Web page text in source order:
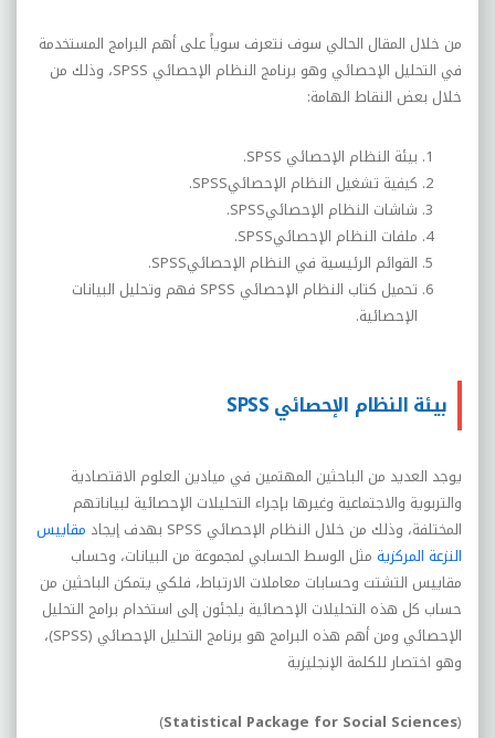
من خلال المقال الحالي سوف نتعرف سوياً على أهم البرامج المستخدمة
في التحليل الإحصائي وهو برنامج النظام الإحصائي SPSS، وذلك من
خلال بعض النقاط الهامة:
بيئة النظام الإحصائي SPSS
.
كيفية تشغيل النظام الإحصائيSPSS
.
شاشات النظام الإحصائيSPSS
.
ملفات النظام الإحصائيSPSS
.
القوائم الرئيسية في النظام الإحصائيSPSS
.
تحميل كتاب النظام الإحصائي SPSS فهم وتحليل البيانات
الإحصائية.
بيئة النظام الإحصائي SPSS
يوجد العديد من الباحثين المهتمين في ميادين العلوم الاقتصادية
والتربوية والاجتماعية وغيرها بإجراء التحليلات الإحصائية لبياناتهم
المختلفة، وذلك من خلال النظام الإحصائي SPSS بهدف إيجاد مقاييس
النزعة المركزية مثل الوسط الحسابي لمجموعة من البيانات، وحساب
مقاييس التشتت وحسابات معاملات الارتباط، فلكي يتمكن الباحثين من
حساب كل هذه التحليلات الإحصائية يلجئون إلى استخدام برامج التحليل
الإحصائي ومن أهم هذه البرامج هو برنامج التحليل الإحصائي (SPSS)،
وهو اختصار للكلمة الإنجليزية
(
Statistical Package for Social Sciences
)